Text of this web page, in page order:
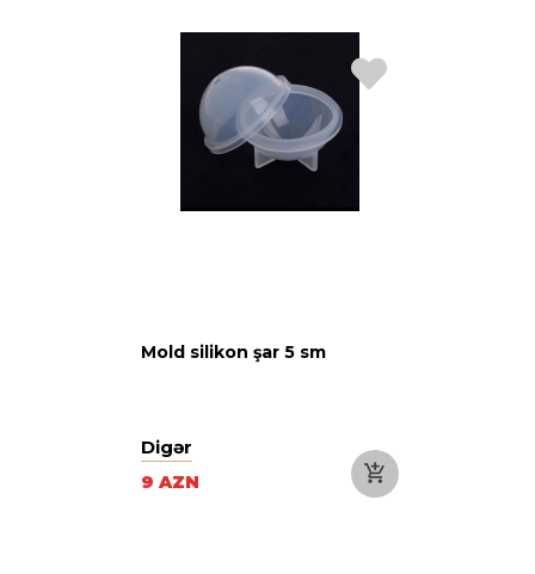
Mold silikon şar 5 sm
Digər
9 AZN